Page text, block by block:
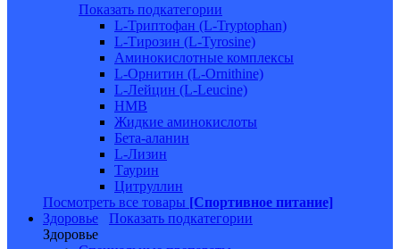
Показать подкатегории
L-Триптофан (L-Tryptophan)
L-Тирозин (L-Tyrosine)
Аминокислотные комплексы
L-Орнитин (L-Ornithine)
L-Лейцин (L-Leucine)
HMB
Жидкие аминокислоты
Бета-аланин
L-Лизин
Таурин
Цитруллин
Посмотреть все товары [Спортивное питание]
Здоровье
Показать подкатегории
Здоровье